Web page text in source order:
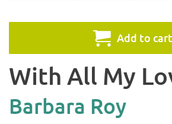
Add to cart
With All My
Barbara Roy